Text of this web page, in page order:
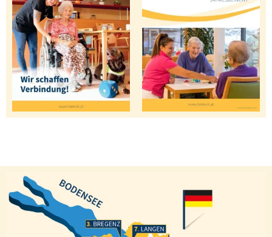
Bregenz
Langen